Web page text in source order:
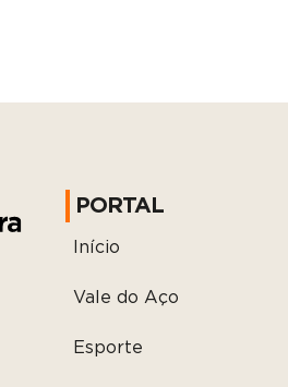
PORTAL
Início
Vale do Aço
Esporte